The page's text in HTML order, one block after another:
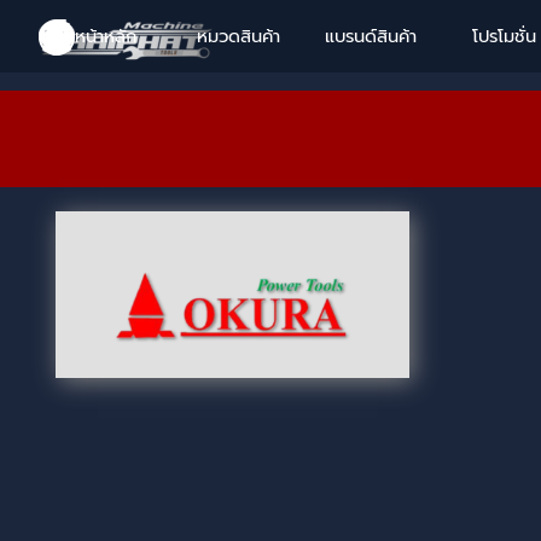
หน้าหลัก หมวดสินค้า ▼
แบรนด์สินค้า ▼
โปรโมชั่น
Skip menu
Skip menu
Skip menu
Skip menu